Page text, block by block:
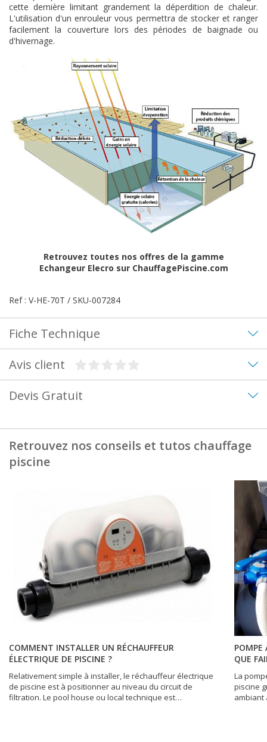
cette dernière limitant grandement la déperdition de chaleur.
L'utilisation d'un enrouleur vous permettra de stocker et ranger
facilement la couverture lors des périodes de baignade ou
d'hivernage.
Retrouvez toutes nos offres de la gamme
Echangeur Elecro sur ChauffagePiscine.com
Ref : V-HE-70T / SKU-007284
Fiche Technique
Avis client
Devis Gratuit
Retrouvez nos conseils et tutos chauffage
piscine
COMMENT INSTALLER UN RÉCHAUFFEUR
ÉLECTRIQUE DE PISCINE ?
Relativement simple à installer, le réchauffeur électrique
de piscine est à positionner au niveau du circuit de
filtration. Le pool house ou local technique est
POMPE
QUE
La
piscine
ambiant